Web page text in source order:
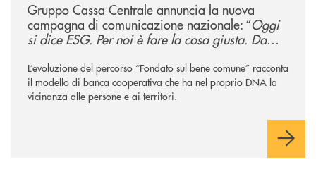
Gruppo Cassa Centrale annuncia la nuova
campagna di comunicazione nazionale: “Oggi
si dice ESG. Per noi è fare la cosa giusta. Da
L’evoluzione del percorso “Fondato sul bene comune” racconta
il modello di banca cooperativa che ha nel proprio DNA la
vicinanza alle persone e ai territori.